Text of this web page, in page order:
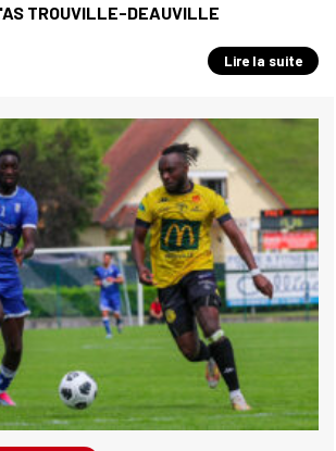
TROUVILLE-DEAUVILLE
Lire la suite